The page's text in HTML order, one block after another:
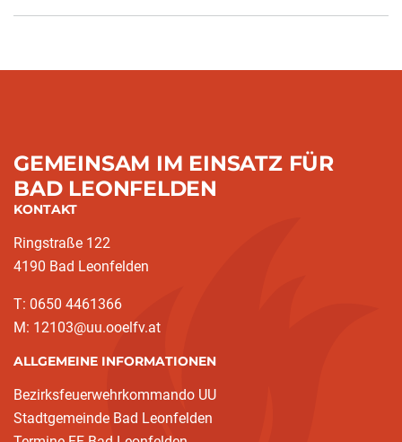
GEMEINSAM IM EINSATZ FÜR
BAD LEONFELDEN
KONTAKT
Ringstraße 122
4190 Bad Leonfelden
T: 0650 4461366
M: 12103@uu.ooelfv.at
ALLGEMEINE INFORMATIONEN
Bezirksfeuerwehrkommando UU
Stadtgemeinde Bad Leonfelden